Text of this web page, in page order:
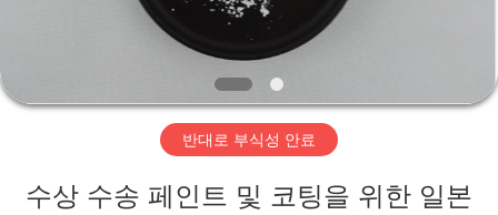
비
디
반대로 부식성 안료
수상 수송 페인트 및 코팅을 위한 일본